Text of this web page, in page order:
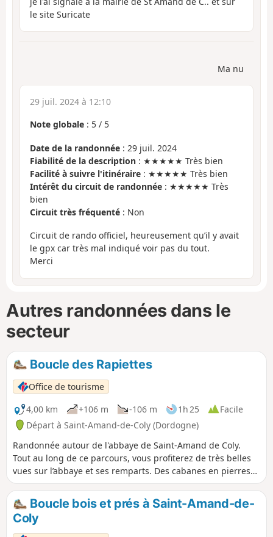
le site Suricate
Ma nu
29 juil. 2024 à 12:10
Note globale : 5 / 5
Date de la randonnée : 29 juil. 2024
Fiabilité de la description : ★★★★★ Très bien
Facilité à suivre l'itinéraire : ★★★★★ Très bien
Intérêt du circuit de randonnée : ★★★★★ Très
bien
Circuit très fréquenté : Non
Circuit de rando officiel, heureusement qu’il y avait
le gpx car très mal indiqué voir pas du tout.
Merci
Autres randonnées dans le
secteur
Boucle des Rapiettes
Office de tourisme
4,00 km
+106 m -106 m 1h 25
Facile
Départ à Saint-Amand-de-Coly (Dordogne)
Randonnée autour de l'abbaye de Saint-Amand de Coly.
Tout au long de ce parcours, vous profiterez de très belles
vues sur l’abbaye et ses remparts. Des cabanes en pierres
sèches jalonnent l’itinéraire. Elles servaient autrefois à
ranger les outils et à enfermer les poules le soir venu. Vous
remarquerez l’abondance et observerez la diversité de la
végétation qui pousse dans les murets. Intérêt botanique.
Boucle bois et prés à Saint-Amand-de-
Coly